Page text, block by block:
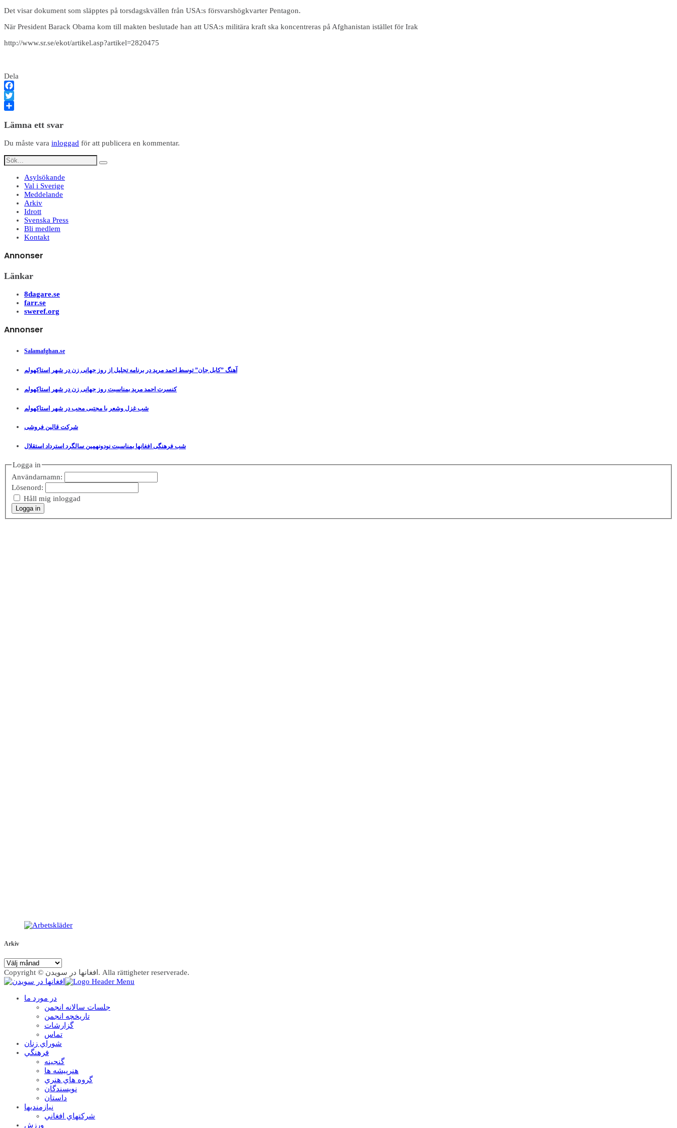
Det visar dokument som släpptes på torsdagskvällen från USA:s försvarshögkvarter Pentagon.
När President Barack Obama kom till makten beslutade han att USA:s militära kraft ska koncentreras på Afghanistan istället för Irak
http://www.sr.se/ekot/artikel.asp?artikel=2820475
Dela
Facebook
Twitter
Lämna ett svar
Du måste vara inloggad för att publicera en kommentar.
Asylsökande
Val i Sverige
Meddelande
Arkiv
Idrott
Svenska Press
Bli medlem
Kontakt
Annonser
Länkar
8dagare.se
farr.se
sweref.org
Annonser
Salamafghan.se
آهنگ ”کابل جان” توسط احمد مرید در برنامه تجلیل از روز جهانی زن در شهر استاکهولم
کنسرت احمد مرید بمناسبت روز جهانی زن در شهر استاکهولم
شب غزل وشعر با مجتبی محب در شهر استاکهولم
شرکت قالین فروشی
شب فرهنگی افغانها بمناسبت نودونهمین سالگرد استرداد استقلال
Logga in
Användarnamn:
Lösenord:
Håll mig inloggad
Logga in
Arkiv
Arkiv
Copyright © افغانها در سویدن. Alla rättigheter reserverade.
در مورد ما
جلسات سالانه انجمن
تاریخچه انجمن
گزارشات
تماس
شوراي زنان
فرهنگي
گنجينه
هنرپيشه ها
گروه هاي هنري
نويسندگان
داستان
نيازمنديها
شرکتهاي افغاني
ورزش